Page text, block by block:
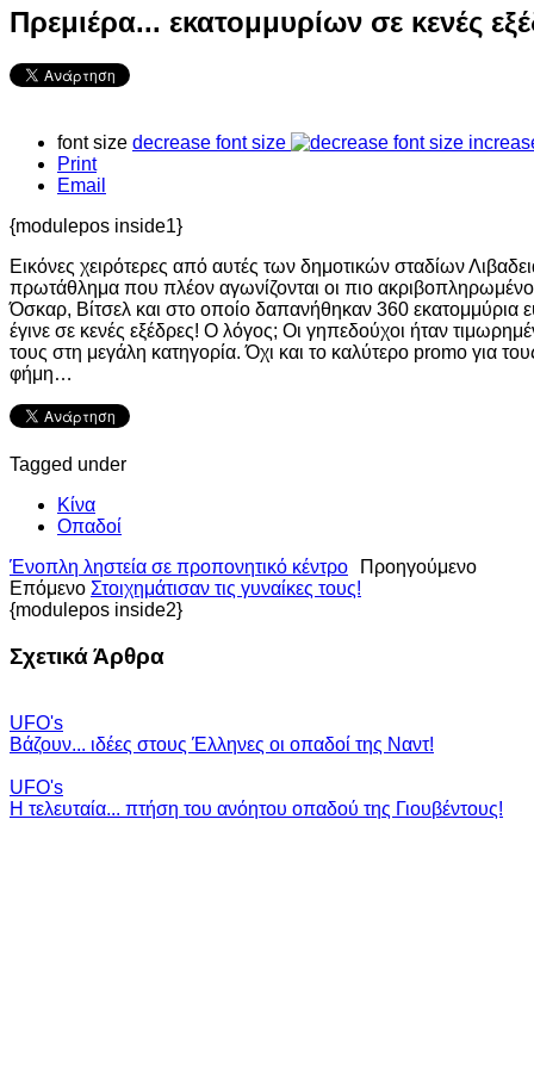
Πρεμιέρα... εκατομμυρίων σε κενές
font size decrease font size
Print
Email
{modulepos inside1}
Εικόνες χειρότερες από αυτές των δημοτικών σταδίων
πρωτάθλημα που πλέον αγωνίζονται οι πιο
Όσκαρ, Βίτσελ και στο οποίο δαπανήθηκαν 360 εκατομμύρια
έγινε σε κενές εξέδρες! Ο λόγος; Οι γηπεδούχοι ήταν
τους στη μεγάλη κατηγορία. Όχι και το καλύτερο promo για
φήμη…
Tagged under
Κίνα
Οπαδοί
Προηγούμενο
Ένοπλη ληστεία σε προπονητικό κέντρο
Επόμενο Στοιχημάτισαν τις γυναίκες τους!
{modulepos inside2}
Σχετικά Άρθρα
UFO's
Βάζουν... ιδέες στους Έλληνες οι οπαδοί της Ναντ!
UFO's
Η τελευταία... πτήση του ανόητου οπαδού της Γιουβέντους!